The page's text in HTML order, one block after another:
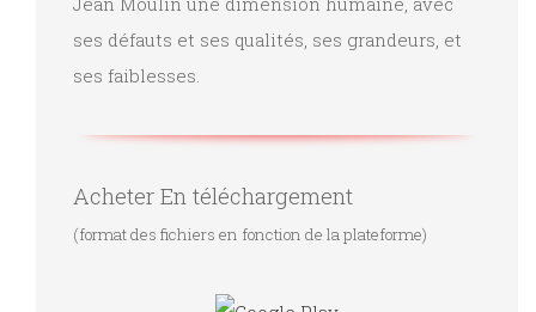
ses défauts et ses qualités, ses grandeurs, et
ses faiblesses.
Acheter En téléchargement
(format des fichiers en fonction de la plateforme)